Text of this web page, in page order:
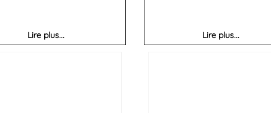
Lire plus... Lire plus...